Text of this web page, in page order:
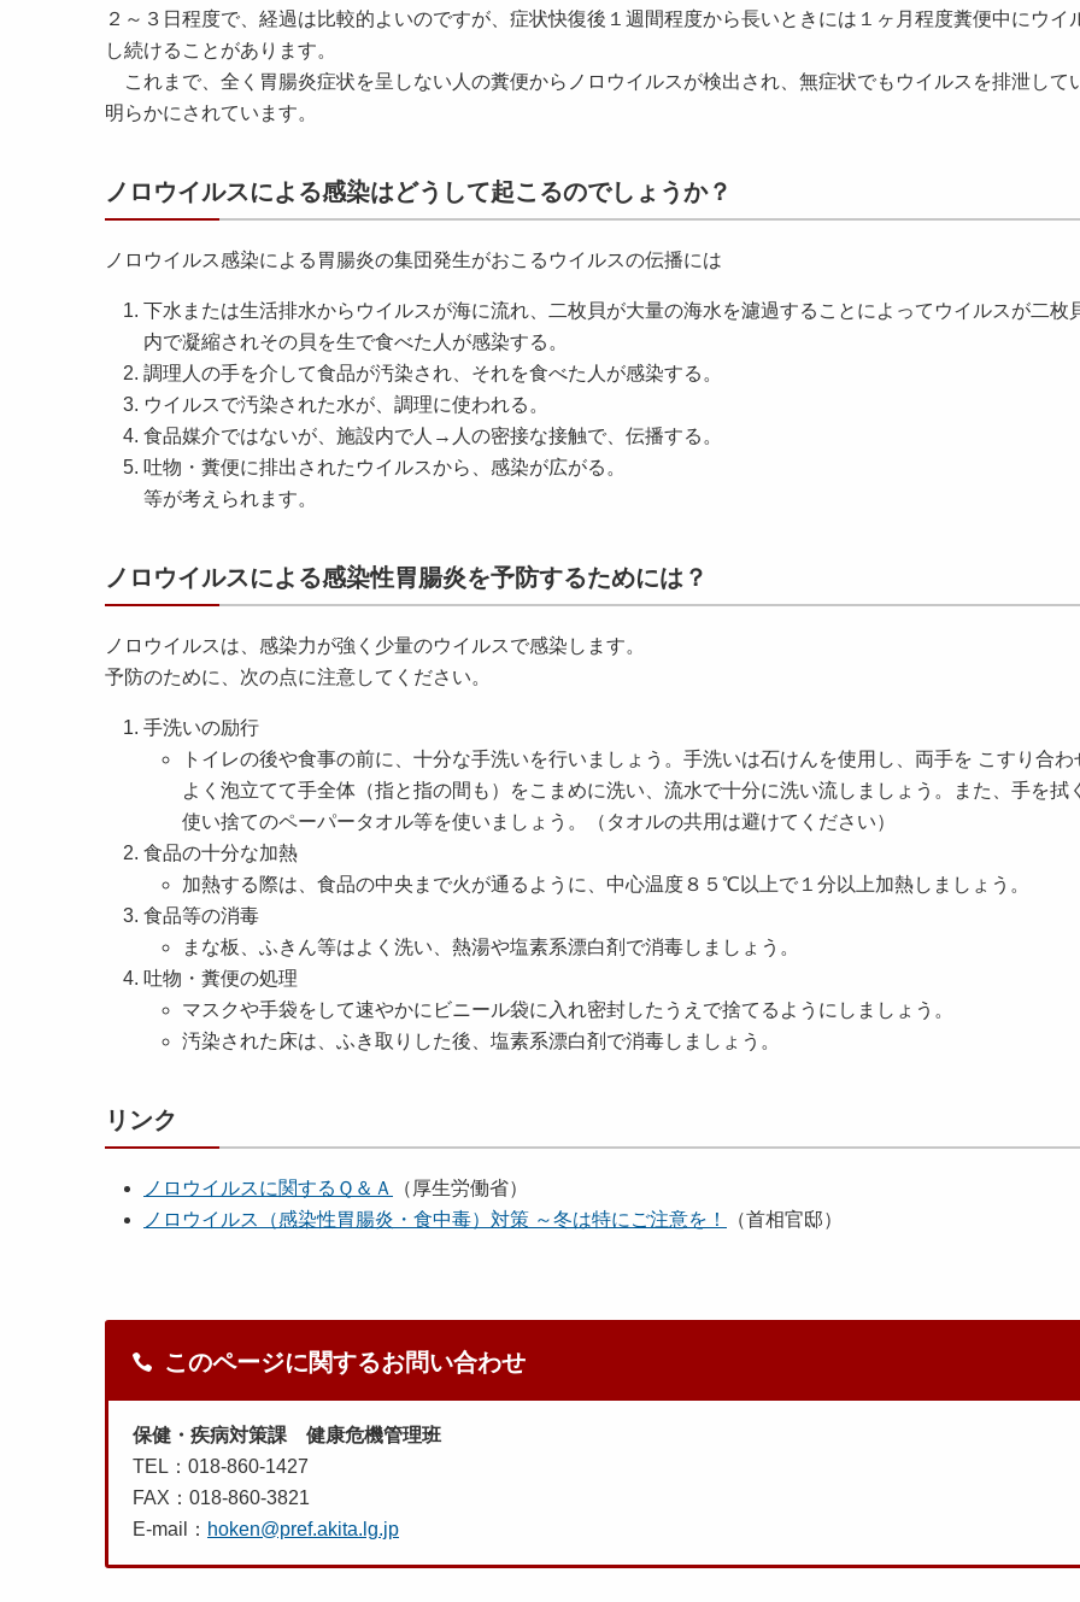
２～３日程度で、経過は比較的よいのですが、症状快復後１週間程度から長いときには１ヶ月程度糞便中にウイ
し続けることがあります。
これまで、全く胃腸炎症状を呈しない人の糞便からノロウイルスが検出され、無症状でもウイルスを排泄して
明らかにされています。
ノロウイルスによる感染はどうして起こるのでしょうか？
ノロウイルス感染による胃腸炎の集団発生がおこるウイルスの伝播には
下水または生活排水からウイルスが海に流れ、二枚貝が大量の海水を濾過することによってウイルスが二枚
内で凝縮されその貝を生で食べた人が感染する。
調理人の手を介して食品が汚染され、それを食べた人が感染する。
ウイルスで汚染された水が、調理に使われる。
食品媒介ではないが、施設内で人→人の密接な接触で、伝播する。
吐物・糞便に排出されたウイルスから、感染が広がる。
等が考えられます。
ノロウイルスによる感染性胃腸炎を予防するためには？
ノロウイルスは、感染力が強く少量のウイルスで感染します。
予防のために、次の点に注意してください。
手洗いの励行
トイレの後や食事の前に、十分な手洗いを行いましょう。手洗いは石けんを使用し、両手を こすり合わ
よく泡立てて手全体（指と指の間も）をこまめに洗い、流水で十分に洗い流しましょう。また、手を拭
使い捨てのペーパータオル等を使いましょう。（タオルの共用は避けてください）
食品の十分な加熱
加熱する際は、食品の中央まで火が通るように、中心温度８５℃以上で１分以上加熱しましょう。
食品等の消毒
まな板、ふきん等はよく洗い、熱湯や塩素系漂白剤で消毒しましょう。
吐物・糞便の処理
マスクや手袋をして速やかにビニール袋に入れ密封したうえで捨てるようにしましょう。
汚染された床は、ふき取りした後、塩素系漂白剤で消毒しましょう。
リンク
ノロウイルスに関するＱ＆Ａ
（厚生労働省）
ノロウイルス（感染性胃腸炎・食中毒）対策 ～冬は特にご注意を！
（首相官邸）
このページに関するお問い合わせ
保健・疾病対策課 健康危機管理班
TEL：018-860-1427
FAX：018-860-3821
E-mail： hoken@pref.akita.lg.jp